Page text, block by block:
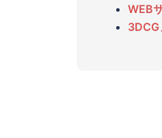
WEB
3DCG